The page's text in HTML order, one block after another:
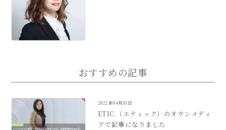
おすすめの記事
2022年04月03日
ETIC.（エティック）のオウンメディ
アで記事になりました